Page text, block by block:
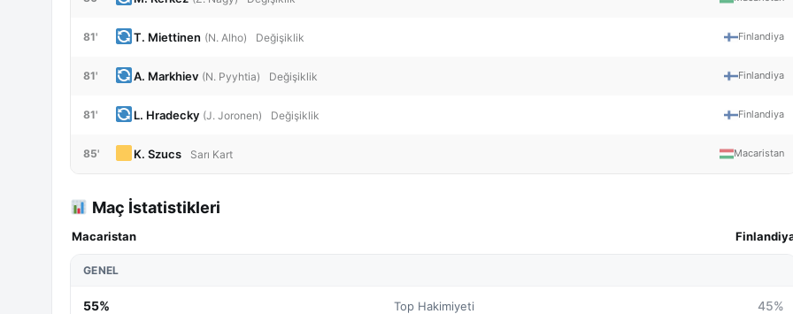
81' T. Miettinen (N. Alho) Değişiklik Finlandiya
81' A. Markhiev (N. Pyyhtia) Değişiklik Finlandiya
81' L. Hradecky (J. Joronen) Değişiklik Finlandiya
85' K. Szucs Sarı Kart Macaristan
Maç İstatistikleri
Macaristan
GENEL
55% Top Hakimiyeti 45%